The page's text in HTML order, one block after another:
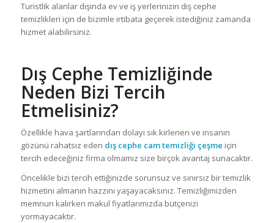
Turistlik alanlar dışında ev ve iş yerlerinizin dış cephe
temizlikleri için de bizimle irtibata geçerek istediğiniz zamanda
hizmet alabilirsiniz.
Dış Cephe Temizliğinde
Neden Bizi Tercih
Etmelisiniz?
Özellikle hava şartlarından dolayı sık kirlenen ve insanın
gözünü rahatsız eden dış cephe camtemizliği çeşme için
tercih edeceğiniz firma olmamız size birçok avantaj sunacaktır.
Öncelikle bizi tercih ettiğinizde sorunsuz ve sınırsız bir temizlik
hizmetini almanın hazzını yaşayacaksınız. Temizliğimizden
memnun kalırken makul fiyatlarımızda bütçenizi
yormayacaktır.